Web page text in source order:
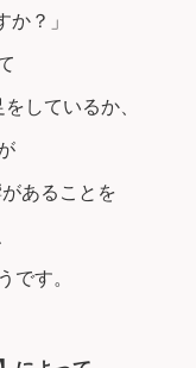
か？」
しているか、
あることを
です。